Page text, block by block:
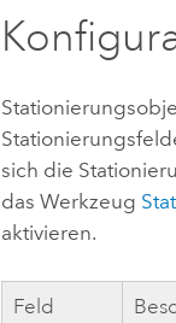
sich die
das Werkzeug
aktivieren.
Feld